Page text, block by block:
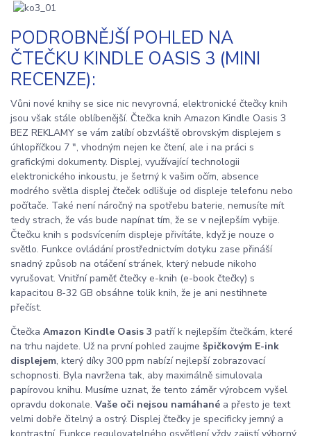
PODROBNĚJŠÍ POHLED NA
ČTEČKU KINDLE OASIS 3 (MINI
RECENZE):
Vůni nové knihy se sice nic nevyrovná, elektronické čtečky knih
jsou však stále oblíbenější. Čtečka knih Amazon Kindle Oasis 3
BEZ REKLAMY se vám zalíbí obzvláště obrovským displejem s
úhlopříčkou 7 ", vhodným nejen ke čtení, ale i na práci s
grafickými dokumenty. Displej, využívající technologii
elektronického inkoustu, je šetrný k vašim očím, absence
modrého světla displej čteček odlišuje od displeje telefonu nebo
počítače. Také není náročný na spotřebu baterie, nemusíte mít
tedy strach, že vás bude napínat tím, že se v nejlepším vybije.
Čtečku knih s podsvícením displeje přivítáte, když je nouze o
světlo. Funkce ovládání prostřednictvím dotyku zase přináší
snadný způsob na otáčení stránek, který nebude nikoho
vyrušovat. Vnitřní paměť čtečky e-knih (e-book čtečky) s
kapacitou 8-32 GB obsáhne tolik knih, že je ani nestihnete
přečíst.
Čtečka Amazon Kindle Oasis 3 patří k nejlepším čtečkám, které
na trhu najdete. Už na první pohled zaujme špičkovým E-ink
displejem, který díky 300 ppm nabízí nejlepší zobrazovací
schopnosti. Byla navržena tak, aby maximálně simulovala
papírovou knihu. Musíme uznat, že tento záměr výrobcem vyšel
opravdu dokonale. Vaše oči nejsou namáhané a přesto je text
velmi dobře čitelný a ostrý. Displej čtečky je specificky jemný a
kontrastní. Funkce regulovatelného osvětlení vždy zajistí výborný